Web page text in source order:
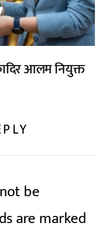
आलम नियुक्त
be
are marked